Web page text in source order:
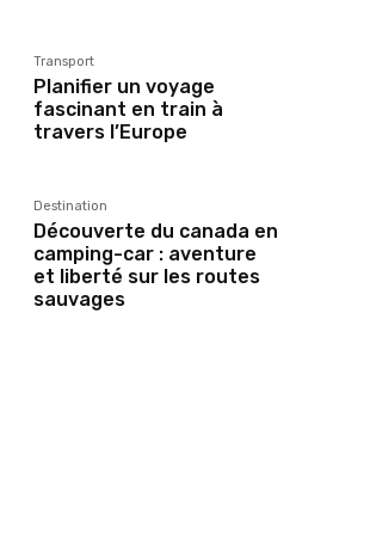
Transport
Planifier un voyage
fascinant en train à
travers l’Europe
Destination
Découverte du canada en
camping-car : aventure
et liberté sur les routes
sauvages